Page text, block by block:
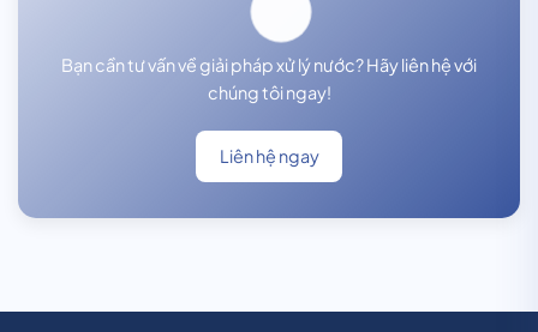
Bạn cần tư vấn về giải pháp xử lý nước? Hãy liên hệ với
chúng tôi ngay!
Liên hệ ngay